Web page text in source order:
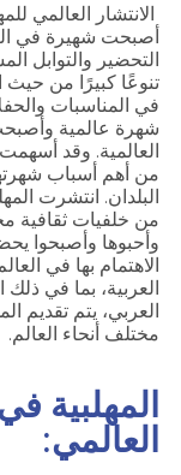
الانتشار العالمي
أصبحت شهيرة في
التحضير والتوابل
تنوعًا كبيرًا من حيث
في المناسبات
شهرة عالمية
العالمية. وقد
من أهم أسباب
البلدان. انتشرت
من خلفيات ثقافية
وأحبوها وأصبحوا
الاهتمام بها في
العربية، بما في ذلك
العربي، يتم تقديم
مختلف أنحاء العالم.
المهلبية
العالمي: